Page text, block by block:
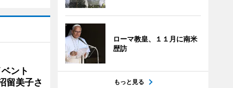
ベント
留美子さ
ローマ教皇、１１月に南米
歴訪
もっと見る